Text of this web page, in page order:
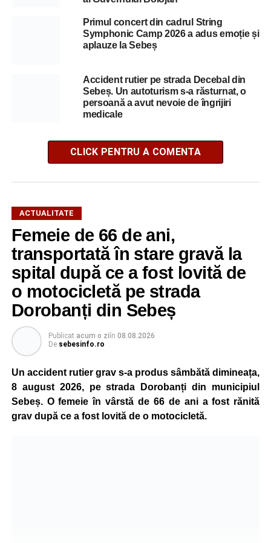
Primul concert din cadrul String
Symphonic Camp 2026 a adus emoție și
aplauze la Sebeș
Accident rutier pe strada Decebal din
Sebeș. Un autoturism s-a răsturnat, o
persoană a avut nevoie de îngrijiri
medicale
CLICK PENTRU A COMENTA
ACTUALITATE
Femeie de 66 de ani,
transportată în stare gravă la
spital după ce a fost lovită de
o motocicletă pe strada
Dorobanți din Sebeș
Publicat acum o ziîn 08.08.2026
De sebesinfo.ro
Un accident rutier grav s-a produs sâmbătă dimineața,
8 august 2026, pe strada Dorobanți din municipiul
Sebeș. O femeie în vârstă de 66 de ani a fost rănită
grav după ce a fost lovită de o motocicletă.